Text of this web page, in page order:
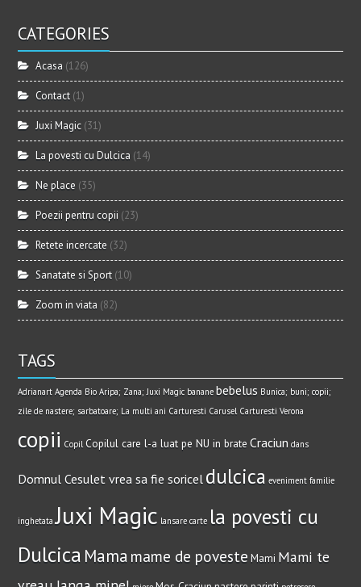
CATEGORIES
Acasa (126)
Contact (1)
Juxi Magic (31)
La povesti cu Dulcica (14)
Ne place (35)
Poezii pentru copii (23)
Retete incercate (32)
Sanatate si Sport (10)
Zoom in viata (82)
TAGS
Adrianart Agenda Bio Aripa; Zana; Juxi Magic banane bebelus Bunica; buni; copii;
zile de nastere; sarbatoare; La multi ani Carturesti Carusel Carturesti Verona
copii Copil Copilul care l-a luat pe NU in brate Craciun dans
Domnul Cesulet vrea sa fie soricel dulcica eveniment familie
inghetata Juxi Magic lansare carte la povesti cu
Dulcica Mama mame de poveste Mami Mami te